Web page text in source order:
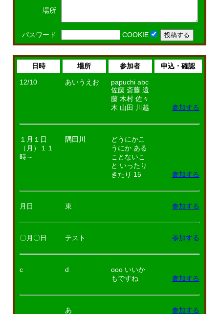
場所
パスワード COOKIE
日時 場所 参加者 申込・確認
12/10 あいうえお
papuchi abc
佐藤 斎藤 遠
藤 木村 佐々
木 山田 川越
参加する
１月１日
（月）１１
時～
隅田川
どうにかこ
うにか ある
ことないこ
と いったり
きたり 15
参加する
月日 東 参加する
〇月〇日 テスト 参加する
c d
ooo いいか
もですね
参加する
あ 参加する